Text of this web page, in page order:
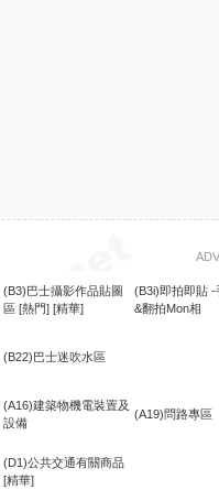
(B3)巴士攝影作品貼圖
區 [熱門] [精華]
(B3i)即拍即貼 -
&翻拍Mon相
(B22)巴士迷吹水區
(A16)建築物機電裝置及
設備
(A19)問路專區
(D1)公共交通有關商品
[精華]